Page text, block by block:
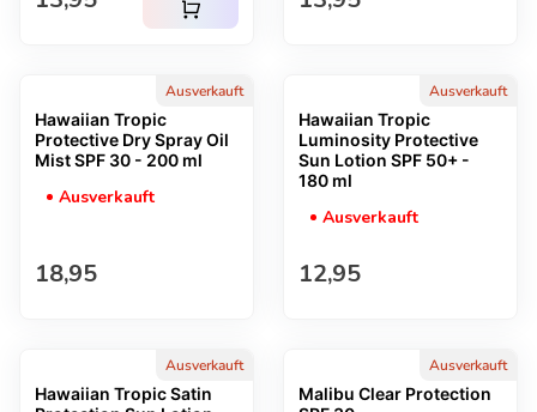
shopping_cart
Ausverkauft
Hawaiian Tropic
Protective Dry Spray Oil
Mist SPF 30 - 200 ml
Ausverkauft
Regulärer Preis
18,95
Ausverkauft
Hawaiian Tropic
Luminosity Protective
Sun Lotion SPF 50+ -
180 ml
Ausverkauft
Regulärer Preis
12,95
Ausverkauft
Hawaiian Tropic Satin
Ausverkauft
Malibu Clear Protection